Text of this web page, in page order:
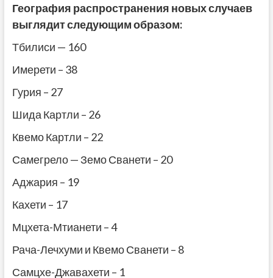
География распространения новых случаев
выглядит следующим образом:
Тбилиси — 160
Имерети – 38
Гурия – 27
Шида Картли – 26
Квемо Картли – 22
Самегрело — Земо Сванети – 20
Аджария – 19
Кахети – 17
Мцхета-Мтианети – 4
Рача-Лечхуми и Квемо Сванети – 8
Самцхе-Джавахети – 1